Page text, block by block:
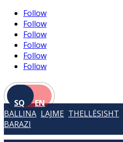
Follow
Follow
Follow
Follow
Follow
Follow
SQ EN
BALLINA LAJME THELLËSISHT
BARAZI